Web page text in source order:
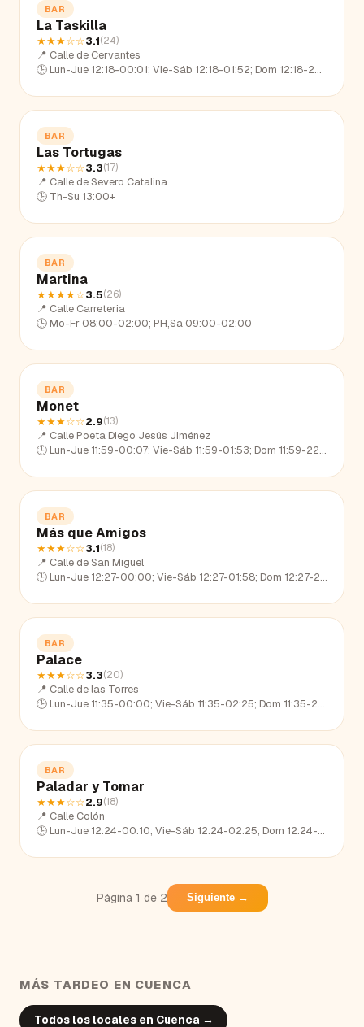
BAR
La Taskilla
★★★☆☆3.1(24)
📍 Calle de Cervantes
🕒 Lun-Jue 12:18-00:01; Vie-Sáb 12:18-01:52; Dom 12:18-22:45
BAR
Las Tortugas
★★★☆☆3.3(17)
📍 Calle de Severo Catalina
🕒 Th-Su 13:00+
BAR
Martina
★★★★☆3.5(26)
📍 Calle Carreteria
🕒 Mo-Fr 08:00-02:00; PH,Sa 09:00-02:00
BAR
Monet
★★★☆☆2.9(13)
📍 Calle Poeta Diego Jesús Jiménez
🕒 Lun-Jue 11:59-00:07; Vie-Sáb 11:59-01:53; Dom 11:59-22:59
BAR
Más que Amigos
★★★☆☆3.1(18)
📍 Calle de San Miguel
🕒 Lun-Jue 12:27-00:00; Vie-Sáb 12:27-01:58; Dom 12:27-22:53
BAR
Palace
★★★☆☆3.3(20)
📍 Calle de las Torres
🕒 Lun-Jue 11:35-00:00; Vie-Sáb 11:35-02:25; Dom 11:35-23:25
BAR
Paladar y Tomar
★★★☆☆2.9(18)
📍 Calle Colón
🕒 Lun-Jue 12:24-00:10; Vie-Sáb 12:24-02:25; Dom 12:24-23:16
Página 1 de 2 Siguiente →
MÁS TARDEO EN CUENCA
Todos los locales en Cuenca →